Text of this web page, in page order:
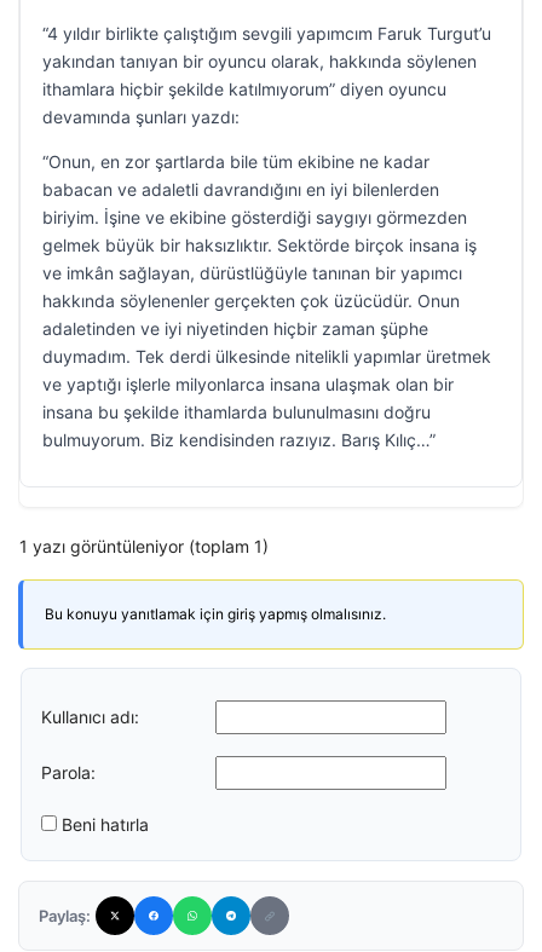
“4 yıldır birlikte çalıştığım sevgili yapımcım Faruk Turgut’u
yakından tanıyan bir oyuncu olarak, hakkında söylenen
ithamlara hiçbir şekilde katılmıyorum” diyen oyuncu
devamında şunları yazdı:
“Onun, en zor şartlarda bile tüm ekibine ne kadar
babacan ve adaletli davrandığını en iyi bilenlerden
biriyim. İşine ve ekibine gösterdiği saygıyı görmezden
gelmek büyük bir haksızlıktır. Sektörde birçok insana iş
ve imkân sağlayan, dürüstlüğüyle tanınan bir yapımcı
hakkında söylenenler gerçekten çok üzücüdür. Onun
adaletinden ve iyi niyetinden hiçbir zaman şüphe
duymadım. Tek derdi ülkesinde nitelikli yapımlar üretmek
ve yaptığı işlerle milyonlarca insana ulaşmak olan bir
insana bu şekilde ithamlarda bulunulmasını doğru
bulmuyorum. Biz kendisinden razıyız. Barış Kılıç…”
1 yazı görüntüleniyor (toplam 1)
Bu konuyu yanıtlamak için giriş yapmış olmalısınız.
Kullanıcı adı:
Parola:
Beni hatırla
Paylaş: